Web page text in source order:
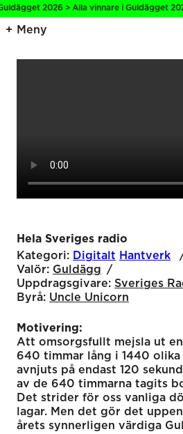
2026 > Alla vinnare i Guldägget
Meny
Hela Sveriges radio
Kategori: Digitalt Hantverk
Valör: Guldägg
Uppdragsgivare: Sveriges
Byrå: Uncle Unicorn
Motivering:
Att omsorgsfullt mejsla ut
640 timmar lång i 1440 olika
avnjuts på endast 120
av de 640 timmarna tagits
Det strider för oss vanliga
lagar. Men det gör det
årets synnerligen värdiga